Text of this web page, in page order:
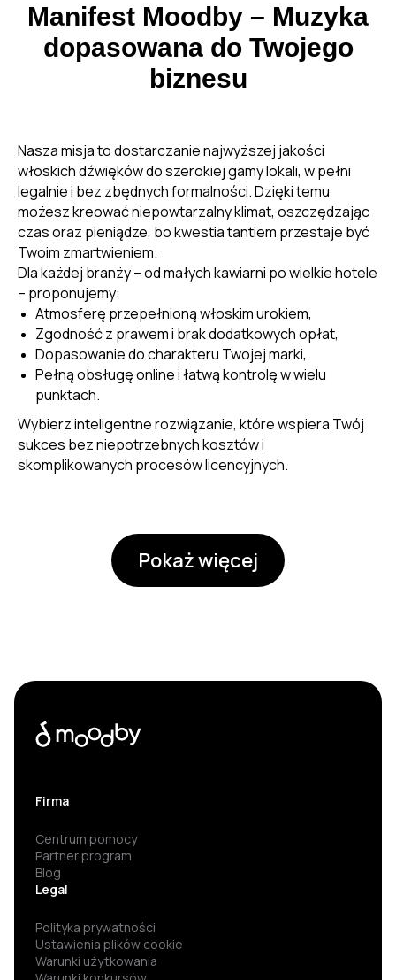
Manifest Moodby – Muzyka
dopasowana do Twojego
biznesu
Nasza misja to dostarczanie najwyższej jakości
włoskich dźwięków do szerokiej gamy lokali, w pełni
legalnie i bez zbędnych formalności. Dzięki temu
możesz kreować niepowtarzalny klimat, oszczędzając
czas oraz pieniądze, bo kwestia tantiem przestaje być
Twoim zmartwieniem.
Dla każdej branży – od małych kawiarni po wielkie hotele
– proponujemy:
Atmosferę przepełnioną włoskim urokiem,
Zgodność z prawem i brak dodatkowych opłat,
Dopasowanie do charakteru Twojej marki,
Pełną obsługę online i łatwą kontrolę w wielu
punktach.
Wybierz inteligentne rozwiązanie, które wspiera Twój
sukces bez niepotrzebnych kosztów i
skomplikowanych procesów licencyjnych.
Pokaż więcej
Firma
Centrum pomocy
Partner program
Blog
Legal
Polityka prywatności
Ustawienia plików cookie
Warunki użytkowania